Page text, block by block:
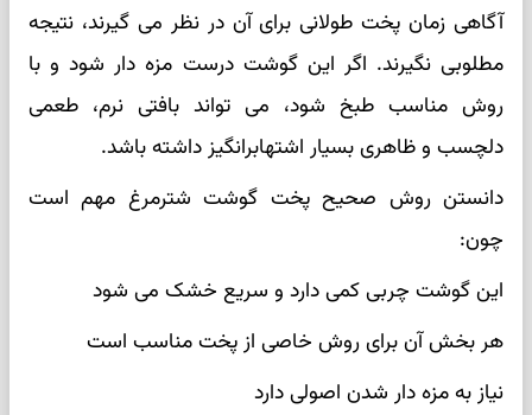
آگاهی زمان پخت طولانی برای آن در نظر می گیرند، نتیجه
مطلوبی نگیرند. اگر این گوشت درست مزه دار شود و با
روش مناسب طبخ شود، می تواند بافتی نرم، طعمی
دلچسب و ظاهری بسیار اشتهابرانگیز داشته باشد.
دانستن روش صحیح پخت گوشت شترمرغ مهم است
چون:
این گوشت چربی کمی دارد و سریع خشک می شود
هر بخش آن برای روش خاصی از پخت مناسب است
نیاز به مزه دار شدن اصولی دارد